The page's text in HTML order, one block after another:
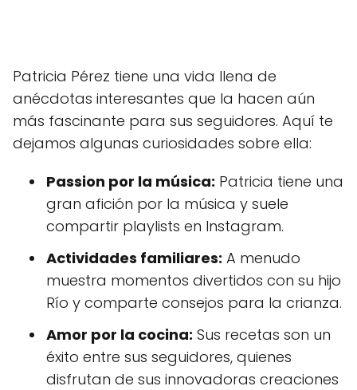
Patricia Pérez tiene una vida llena de
anécdotas interesantes que la hacen aún
más fascinante para sus seguidores. Aquí te
dejamos algunas curiosidades sobre ella:
Passion por la música: Patricia tiene una
gran afición por la música y suele
compartir playlists en Instagram.
Actividades familiares: A menudo
muestra momentos divertidos con su hijo
Río y comparte consejos para la crianza.
Amor por la cocina: Sus recetas son un
éxito entre sus seguidores, quienes
disfrutan de sus innovadoras creaciones